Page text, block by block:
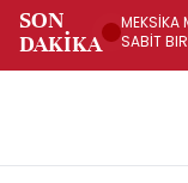
SON
DAKİKA
MEKSİKA
SABİT